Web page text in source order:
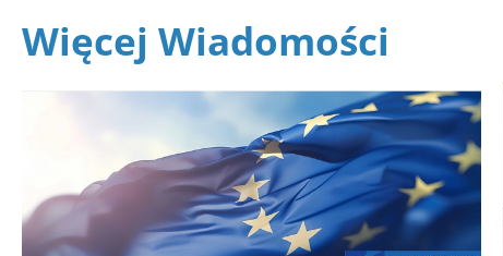
Więcej Wiadomości